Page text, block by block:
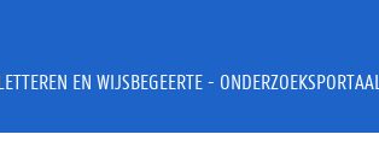
EN WIJSBEGEERTE - ONDERZOEKSPORTAAL